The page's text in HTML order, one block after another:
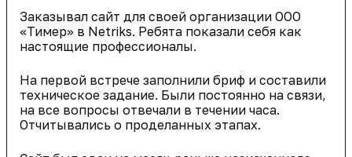
Заказывал сайт для своей организации ООО
«Тимер» в Netriks. Ребята показали себя как
настоящие профессионалы.
На первой встрече заполнили бриф и составили
техническое задание. Были постоянно на связи,
на все вопросы отвечали в течении часа.
Отчитывались о проделанных этапах.